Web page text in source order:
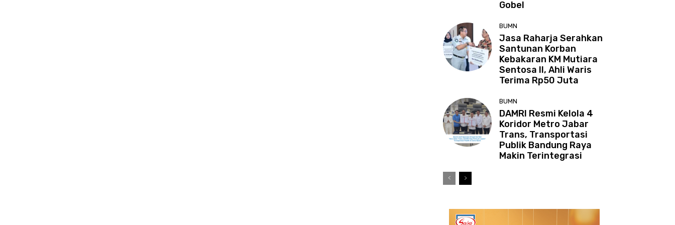
Gobel
BUMN
Jasa Raharja Serahkan
Santunan Korban
Kebakaran KM Mutiara
Sentosa II, Ahli Waris
Terima Rp50 Juta
BUMN
DAMRI Resmi Kelola 4
Koridor Metro Jabar
Trans, Transportasi
Publik Bandung Raya
Makin Terintegrasi